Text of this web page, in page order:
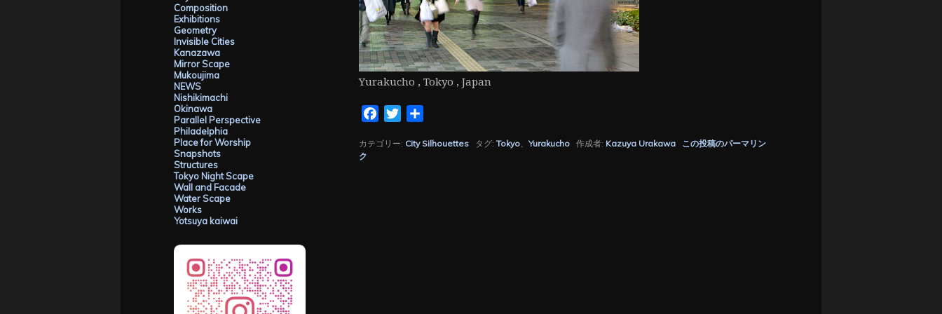
Yurakucho , Tokyo , Japan
FacebookTwitter
カテゴリー: City Silhouettes タグ: Tokyo、Yurakucho 作成者: Kazuya Urakawa
この投稿のパーマリン
ク
Composition
Exhibitions
Geometry
Invisible Cities
Kanazawa
Mirror Scape
Mukoujima
NEWS
Nishikimachi
Okinawa
Parallel Perspective
Philadelphia
Place for Worship
Snapshots
Structures
Tokyo Night Scape
Wall and Facade
Water Scape
Works
Yotsuya kaiwai